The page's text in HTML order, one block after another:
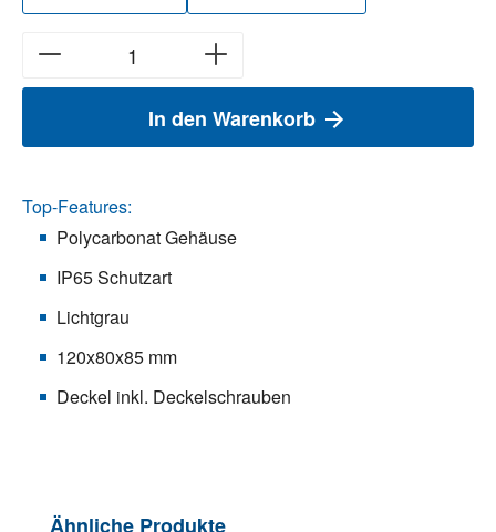
In den Warenkorb
Top-Features:
Polycarbonat Gehäuse
IP65 Schutzart
Lichtgrau
120x80x85 mm
Deckel inkl. Deckelschrauben
Produktgalerie überspringen
Ähnliche Produkte